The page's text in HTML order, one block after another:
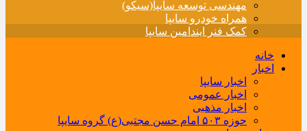
مهندسی توسعه سایپا(سیکو)
همراه خودرو سایپا
کمک فنر ایندامین سایپا
خانه
اخبار
اخبار سایپا
اخبار عمومی
اخبار مذهبی
حوزه ۵۰۳ امام حسن مجتبی(ع) گروه سایپا